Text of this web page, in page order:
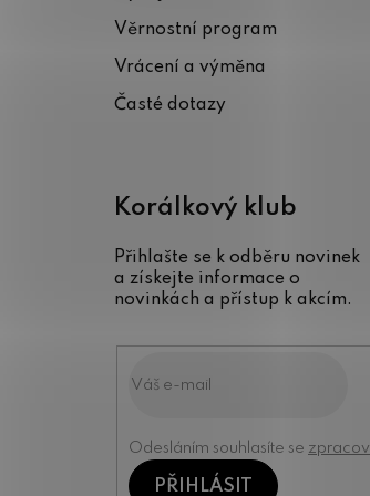
Věrnostní program
Vrácení a výměna
Časté dotazy
Korálkový klub
Přihlašte se k odběru novinek
a získejte informace o
novinkách a přístup k akcím.
Odesláním souhlasíte se
PŘIHLÁSIT